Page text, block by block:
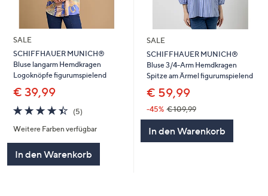
SALE
SCHIFFHAUER MUNICH®
Bluse langarm Hemdkragen
Logoknöpfe figurumspielend
€ 39,99
4.4
von
5
(5)5
Weitere Farben verfügbar
In den Warenkorb
SALE
SCHIFFHAUER MUNICH®
Bluse 3/4-Arm Hemdkragen
Spitze am Ärmel figurumspielend
€ 59,99
-45% € 109,99
In den Warenkorb